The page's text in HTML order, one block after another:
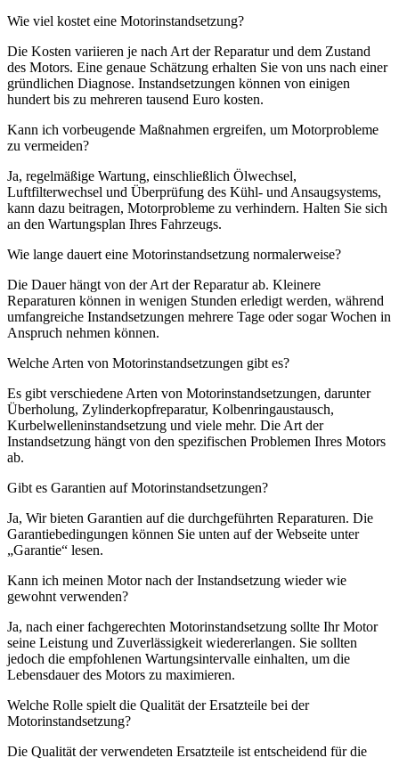
Wie viel kostet eine Motorinstandsetzung?
Die Kosten variieren je nach Art der Reparatur und dem Zustand
des Motors. Eine genaue Schätzung erhalten Sie von uns nach einer
gründlichen Diagnose. Instandsetzungen können von einigen
hundert bis zu mehreren tausend Euro kosten.
Kann ich vorbeugende Maßnahmen ergreifen, um Motorprobleme
zu vermeiden?
Ja, regelmäßige Wartung, einschließlich Ölwechsel,
Luftfilterwechsel und Überprüfung des Kühl- und Ansaugsystems,
kann dazu beitragen, Motorprobleme zu verhindern. Halten Sie sich
an den Wartungsplan Ihres Fahrzeugs.
Wie lange dauert eine Motorinstandsetzung normalerweise?
Die Dauer hängt von der Art der Reparatur ab. Kleinere
Reparaturen können in wenigen Stunden erledigt werden, während
umfangreiche Instandsetzungen mehrere Tage oder sogar Wochen in
Anspruch nehmen können.
Welche Arten von Motorinstandsetzungen gibt es?
Es gibt verschiedene Arten von Motorinstandsetzungen, darunter
Überholung, Zylinderkopfreparatur, Kolbenringaustausch,
Kurbelwelleninstandsetzung und viele mehr. Die Art der
Instandsetzung hängt von den spezifischen Problemen Ihres Motors
ab.
Gibt es Garantien auf Motorinstandsetzungen?
Ja, Wir bieten Garantien auf die durchgeführten Reparaturen. Die
Garantiebedingungen können Sie unten auf der Webseite unter
„Garantie“ lesen.
Kann ich meinen Motor nach der Instandsetzung wieder wie
gewohnt verwenden?
Ja, nach einer fachgerechten Motorinstandsetzung sollte Ihr Motor
seine Leistung und Zuverlässigkeit wiedererlangen. Sie sollten
jedoch die empfohlenen Wartungsintervalle einhalten, um die
Lebensdauer des Motors zu maximieren.
Welche Rolle spielt die Qualität der Ersatzteile bei der
Motorinstandsetzung?
Die Qualität der verwendeten Ersatzteile ist entscheidend für die